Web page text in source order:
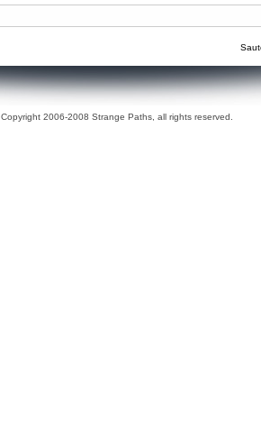
Copyright 2006-2008 Strange Paths, all rights reserved.